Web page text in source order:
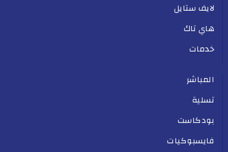
لايف ستايل
هاي تاك
خدمات
المباشر
تسلية
بودكاست
فايسبوكيات